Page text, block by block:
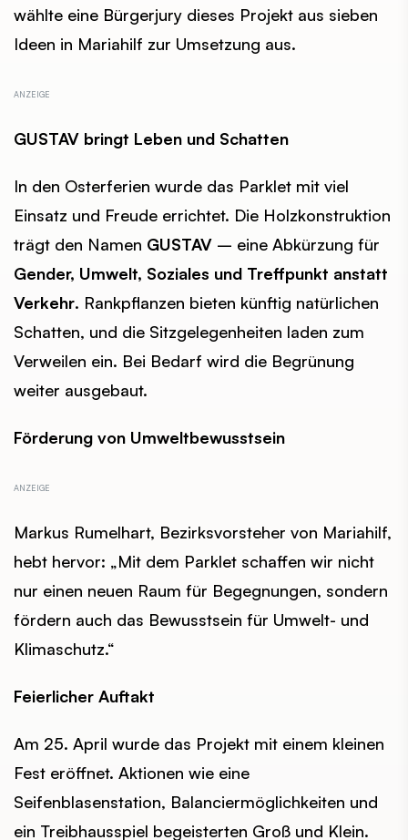
wählte eine Bürgerjury dieses Projekt aus sieben
Ideen in Mariahilf zur Umsetzung aus.
GUSTAV bringt Leben und Schatten
In den Osterferien wurde das Parklet mit viel
Einsatz und Freude errichtet. Die Holzkonstruktion
trägt den Namen GUSTAV – eine Abkürzung für
Gender, Umwelt, Soziales und Treffpunkt anstatt
Verkehr. Rankpflanzen bieten künftig natürlichen
Schatten, und die Sitzgelegenheiten laden zum
Verweilen ein. Bei Bedarf wird die Begrünung
weiter ausgebaut.
Förderung von Umweltbewusstsein
Markus Rumelhart, Bezirksvorsteher von Mariahilf,
hebt hervor: „Mit dem Parklet schaffen wir nicht
nur einen neuen Raum für Begegnungen, sondern
fördern auch das Bewusstsein für Umwelt- und
Klimaschutz.“
Feierlicher Auftakt
Am 25. April wurde das Projekt mit einem kleinen
Fest eröffnet. Aktionen wie eine
Seifenblasenstation, Balanciermöglichkeiten und
ein Treibhausspiel begeisterten Groß und Klein.